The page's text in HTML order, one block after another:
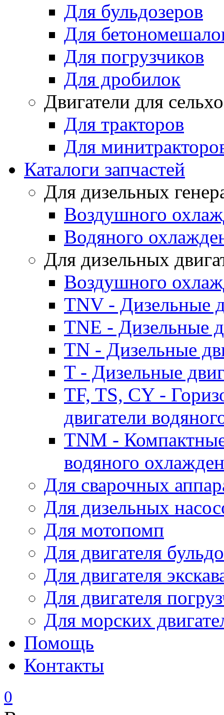
Для бульдозеров
Для
Для погрузчиков
Для дробилок
Двигатели для
Для тракторов
Для
Каталоги запчастей
Для дизельных
Воздушного
Водяного
Для дизельных
Воздушного
TNV - Дизельные
TNE - Дизельные
TN - Дизельные
T - Дизельные
TF, TS, CY -
двигатели
TNM -
водяного
Для сварочных
Для дизельных
Для мотопомп
Для двигателя
Для двигателя
Для двигателя
Для морских
Помощь
Контакты
0